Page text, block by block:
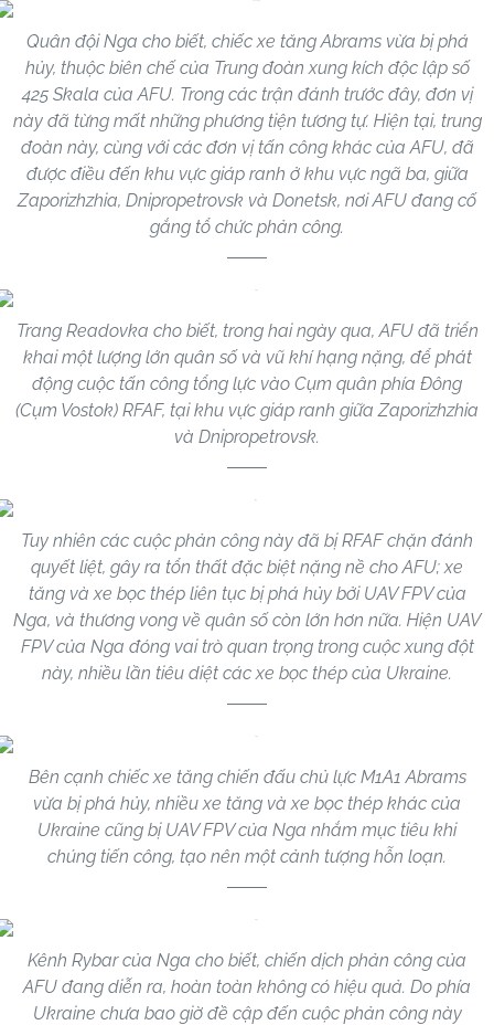
Quân đội Nga cho biết, chiếc xe tăng Abrams vừa bị phá
hủy, thuộc biên chế của Trung đoàn xung kích độc lập số
425 Skala của AFU. Trong các trận đánh trước đây, đơn vị
này đã từng mất những phương tiện tương tự. Hiện tại, trung
đoàn này, cùng với các đơn vị tấn công khác của AFU, đã
được điều đến khu vực giáp ranh ở khu vực ngã ba, giữa
Zaporizhzhia, Dnipropetrovsk và Donetsk, nơi AFU đang cố
gắng tổ chức phản công.
Trang Readovka cho biết, trong hai ngày qua, AFU đã triển
khai một lượng lớn quân số và vũ khí hạng nặng, để phát
động cuộc tấn công tổng lực vào Cụm quân phía Đông
(Cụm Vostok) RFAF, tại khu vực giáp ranh giữa Zaporizhzhia
và Dnipropetrovsk.
Tuy nhiên các cuộc phản công này đã bị RFAF chặn đánh
quyết liệt, gây ra tổn thất đặc biệt nặng nề cho AFU; xe
tăng và xe bọc thép liên tục bị phá hủy bởi UAV FPV của
Nga, và thương vong về quân số còn lớn hơn nữa. Hiện UAV
FPV của Nga đóng vai trò quan trọng trong cuộc xung đột
này, nhiều lần tiêu diệt các xe bọc thép của Ukraine.
Bên cạnh chiếc xe tăng chiến đấu chủ lực M1A1 Abrams
vừa bị phá hủy, nhiều xe tăng và xe bọc thép khác của
Ukraine cũng bị UAV FPV của Nga nhắm mục tiêu khi
chúng tiến công, tạo nên một cảnh tượng hỗn loạn.
Kênh Rybar của Nga cho biết, chiến dịch phản công của
AFU đang diễn ra, hoàn toàn không có hiệu quả. Do phía
Ukraine chưa bao giờ đề cập đến cuộc phản công này